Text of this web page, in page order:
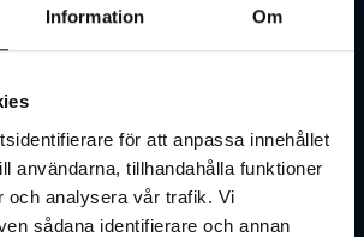
Information Om
för att anpassa innehållet
användarna, tillhandahålla funktioner
och analysera vår trafik. Vi
sådana identifierare och annan
– not just another brick
Sweden Fitness